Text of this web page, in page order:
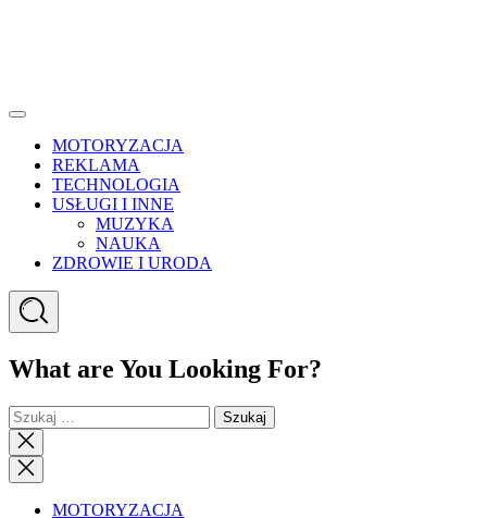
Menu
MOTORYZACJA
REKLAMA
TECHNOLOGIA
USŁUGI I INNE
MUZYKA
NAUKA
ZDROWIE I URODA
Search
What are You Looking For?
Szukaj:
Close
search
Close
Menu
MOTORYZACJA